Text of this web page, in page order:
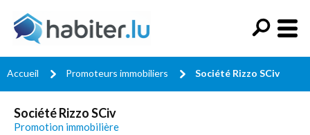
Accueil Promoteurs immobiliers Société Rizzo SCiv
Société Rizzo SCiv
Promotion immobilière